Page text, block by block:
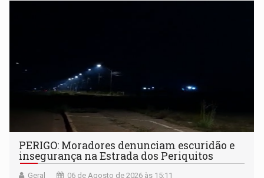
PERIGO: Moradores denunciam escuridão e
insegurança na Estrada dos Periquitos
Geral 06 de Agosto de 2026 às 15:11